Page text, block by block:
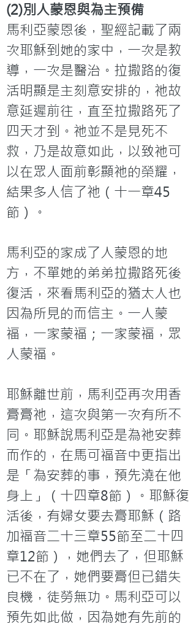
(2)別人蒙恩與為主預備
馬利亞蒙恩後，聖經記載了兩
次耶穌到她的家中，一次是教
導，一次是醫治。拉撒路的復
活明顯是主刻意安排的，祂故
意延遲前往，直至拉撒路死了
四天才到。祂並不是見死不
救，乃是故意如此，以致祂可
以在眾人面前彰顯祂的榮耀，
結果多人信了祂（十一章45
節）。
馬利亞的家成了人蒙恩的地
方，不單她的弟弟拉撒路死後
復活，來看馬利亞的猶太人也
因為所見的而信主。一人蒙
福，一家蒙福；一家蒙福，眾
人蒙福。
耶穌離世前，馬利亞再次用香
膏膏祂，這次與第一次有所不
同。耶穌說馬利亞是為祂安葬
而作的，在馬可福音中更指出
是「為安葬的事，預先澆在他
身上」（十四章8節）。耶穌復
活後，有婦女要去膏耶穌（路
加福音二十三章55節至二十四
章12節），她們去了，但耶穌
已不在了，她們要膏但已錯失
良機，徒勞無功。馬利亞可以
預先如此做，因為她有先前的